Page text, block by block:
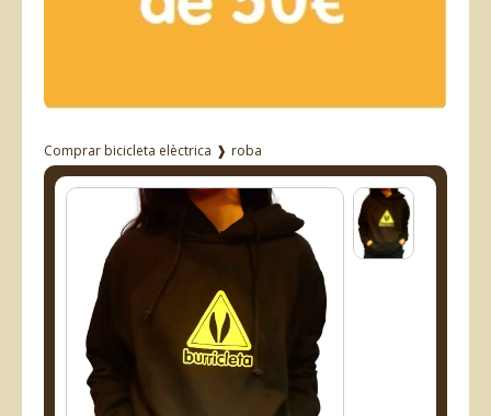
Comprar bicicleta elèctrica ❱ roba